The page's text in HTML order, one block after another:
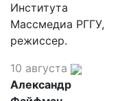
Института
Массмедиа РГГУ,
режиссер.
10 августа
Александр